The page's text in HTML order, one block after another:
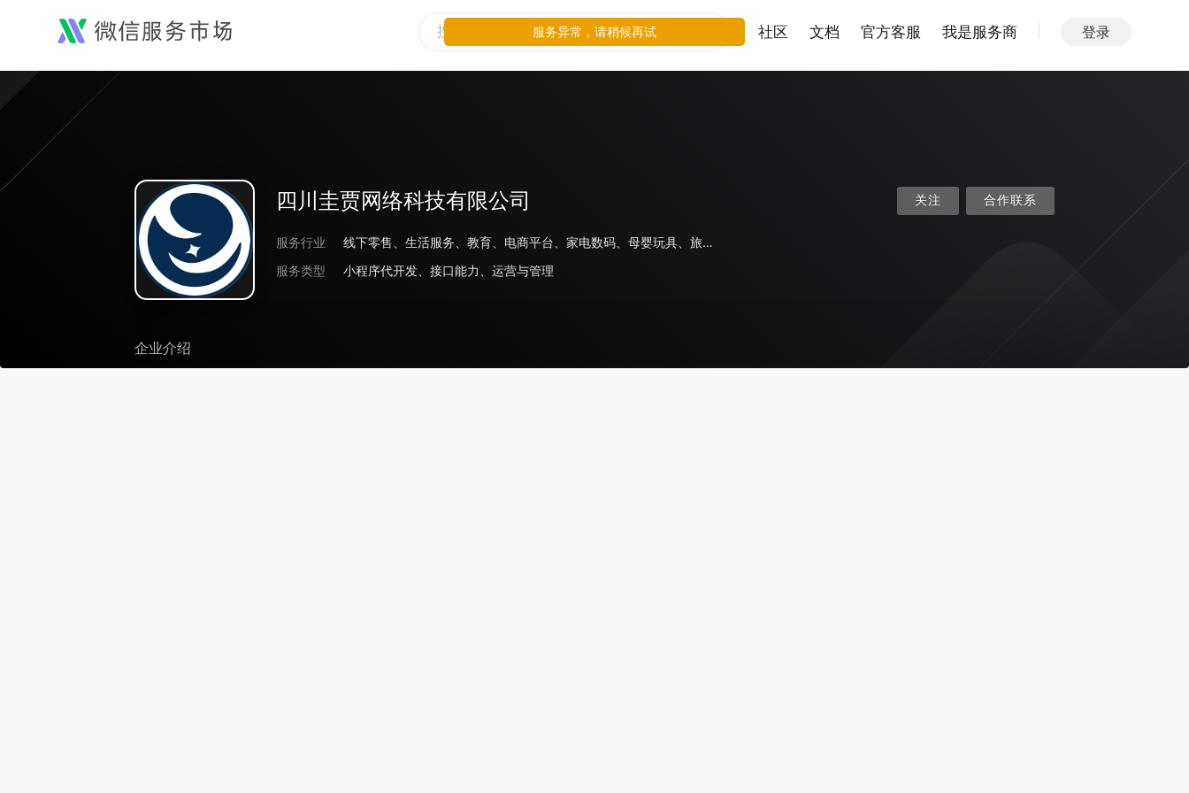
社区 文档 官方客服 我是服务商 登录
四川圭贾网络科技有限公司
服务行业
线下零售、生活服务、教育、电商平台、家电数码、母婴玩具、旅游住宿、美妆、日化、商场百货、医疗、食品饮料、汽车、家居、体育、房地产、其他、餐饮
服务类型
小程序代开发、接口能力、运营与管理
关注 合作联系
企业介绍
服务异常，请稍候再试